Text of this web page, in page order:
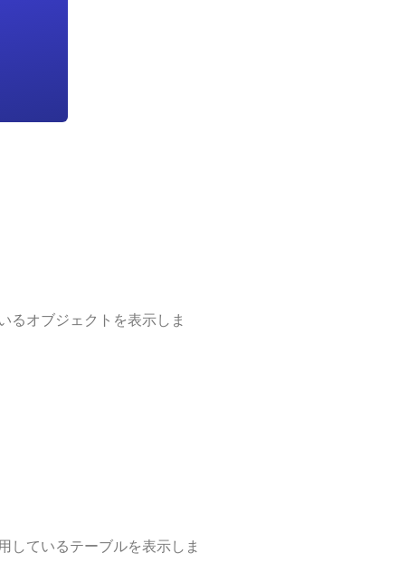
るオブジェクトを表示しま
しているテーブルを表示しま